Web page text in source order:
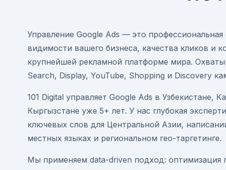
Управление Google Ads — это профессиональная
видимости вашего бизнеса, качества кликов и
крупнейшей рекламной платформе мира.
Search, Display, YouTube, Shopping и Discovery
101 Digital управляет Google Ads в Узбекистане,
Кыргызстане уже 5+ лет. У нас глубокая
ключевых слов для Центральной Азии,
местных языках и региональном гео-таргетинге.
Мы применяем data-driven подход: оптимизация